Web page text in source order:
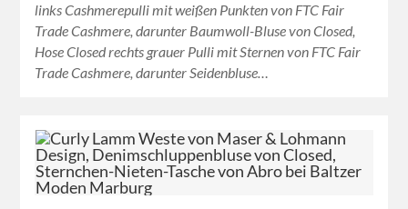
links Cashmerepulli mit weißen Punkten von FTC Fair
Trade Cashmere, darunter Baumwoll-Bluse von Closed,
Hose Closed rechts grauer Pulli mit Sternen von FTC Fair
Trade Cashmere, darunter Seidenbluse…